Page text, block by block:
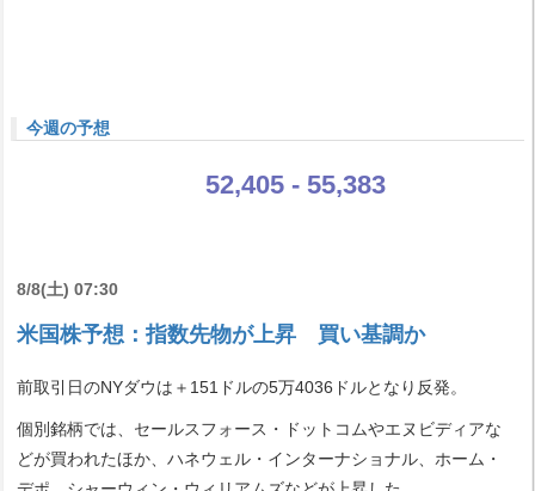
今週の予想
52,405 - 55,383
8/8(土) 07:30
米国株予想：指数先物が上昇 買い基調か
前取引日のNYダウは＋151ドルの5万4036ドルとなり反発。
個別銘柄では、セールスフォース・ドットコムやエヌビディアな
どが買われたほか、ハネウェル・インターナショナル、ホーム・